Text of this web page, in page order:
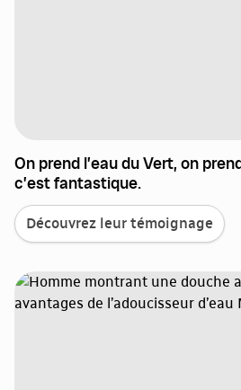
On prend l’eau du Vert, on
c’est fantastique.
Découvrez leur témoignage